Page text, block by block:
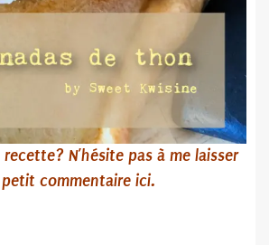
N’hésite pas à me laisser
commentaire ici.